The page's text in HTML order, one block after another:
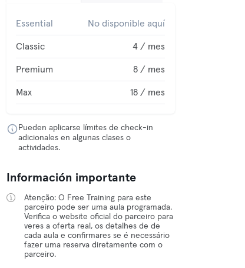
Essential No disponible aquí
Classic 4 / mes
Premium 8 / mes
Max 18 / mes
Pueden aplicarse límites de check-in
adicionales en algunas clases o
actividades.
Información importante
Atenção: O Free Training para este
parceiro pode ser uma aula programada.
Verifica o website oficial do parceiro para
veres a oferta real, os detalhes de de
cada aula e confirmares se é necessário
fazer uma reserva diretamente com o
parceiro.